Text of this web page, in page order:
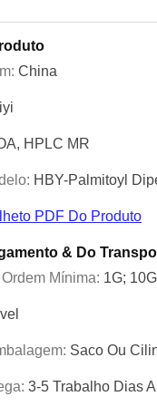
China
HPLC MR
HBY-Palmitoyl
PDF Do Produto
& Do
Mínima: 1G;
Saco Ou
3-5 Trabalho Dias